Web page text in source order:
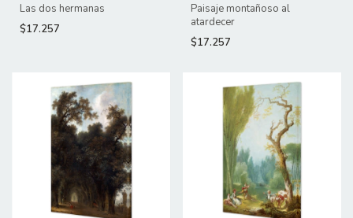
Las dos hermanas
$17.257
Paisaje montañoso al
atardecer
$17.257